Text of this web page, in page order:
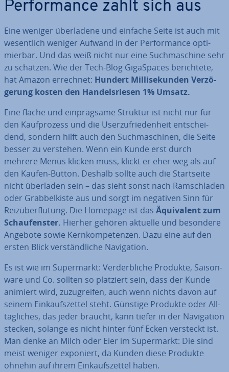
Per­for­mance zahlt sich aus
Eine weniger über­la­de­ne und einfache Seite ist auch mit
we­sent­lich weniger Aufwand in der Per­for­mance op­ti­
mier­bar. Und das weiß nicht nur eine Such­ma­schi­ne sehr
zu schätzen. Wie der Tech-Blog Gi­gaSpaces be­rich­te­te,
hat Amazon errechnet: Hundert Mil­li­se­kun­den Ver­zö­
ge­rung kosten den Han­dels­rie­sen 1% Umsatz.
Eine flache und ein­präg­sa­me Struktur ist nicht nur für
den Kauf­pro­zess und die User­zu­frie­den­heit ent­schei­
dend, sondern hilft auch den Such­ma­schi­nen, die Seite
besser zu verstehen. Wenn ein Kunde erst durch
mehrere Menüs klicken muss, klickt er eher weg als auf
den Kaufen-Button. Deshalb sollte auch die Start­sei­te
nicht überladen sein – das sieht sonst nach Ramsch­la­den
oder Grab­bel­kis­te aus und sorgt im negativen Sinn für
Reiz­über­flu­tung. Die Homepage ist das Äqui­va­lent zum
Schau­fens­ter. Hierher gehören aktuelle und besondere
Angebote sowie Kern­kom­pe­ten­zen. Dazu eine auf den
ersten Blick ver­ständ­li­che Na­vi­ga­ti­on.
Es ist wie im Su­per­markt: Ver­derb­li­che Produkte, Sai­son­
wa­re und Co. sollten so platziert sein, dass der Kunde
animiert wird, zu­zu­grei­fen, auch wenn nichts davon auf
seinem Ein­kaufs­zet­tel steht. Günstige Produkte oder All­
täg­li­ches, das jeder braucht, kann tiefer in der Na­vi­ga­ti­on
stecken, solange es nicht hinter fünf Ecken versteckt ist.
Man denke an Milch oder Eier im Su­per­markt: Die sind
meist weniger exponiert, da Kunden diese Produkte
ohnehin auf ihrem Ein­kaufs­zet­tel haben.